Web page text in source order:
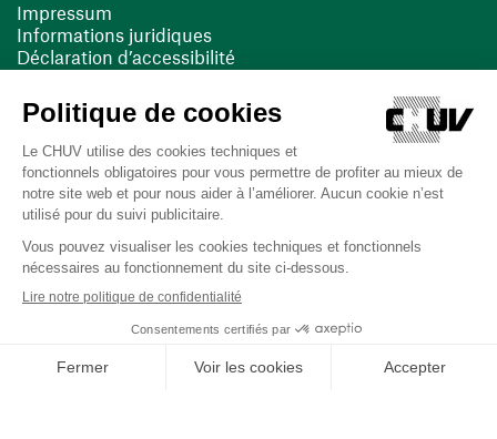
Impressum
Informations juridiques
Déclaration d’accessibilité
Cookies
(ouvre une nouvelle fenêtre)
(ouvre une nouvelle fenêtre)
Dernière mise à jour le 13/08/2025 à 10:19